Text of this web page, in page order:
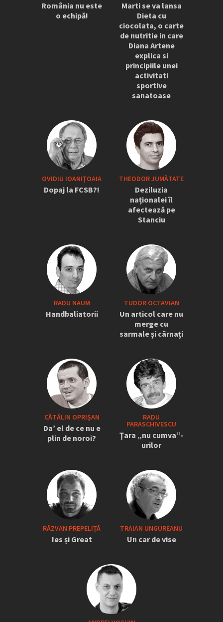
România nu este
o echipă!
Marti se va lansa
Dieta cu
ciocolata, o carte
de nutritie in care
Diana Artene
explica si
principiile unei
activitati
sportive
sanatoase
OVIDIU IOANIŢOAIA
Dopaj la FCSB?!
THEODOR JUMĂTATE
Deziluzia
naționalei îl
afectează pe
Stanciu
RADU NAUM
Handbaliatorii
TUDOR OCTAVIAN
Un articol care nu
merge cu
sarmale și cârnați
CĂTĂLIN OPRIŞAN
Da’ el de ce nu e
plin de noroi?
RADU
PARASCHIVESCU
Ţara „nu cumva”-
urilor
RĂZVAN PREPELIȚĂ
Ies și Great
TRAIAN UNGUREANU
Un car de vise